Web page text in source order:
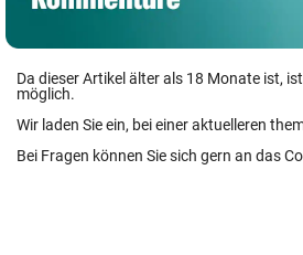
Da dieser Artikel älter als 18 Monate ist,
möglich.
Wir laden Sie ein, bei einer aktuelleren
Bei Fragen können Sie sich gern an das